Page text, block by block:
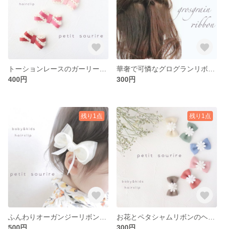
400円
300円
残り1点
500円
残り1点
300円